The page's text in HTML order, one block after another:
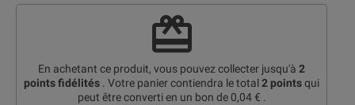
redeem
En achetant ce produit, vous pouvez collecter jusqu'à 2
points fidélités . Votre panier contiendra le total 2 pointsqui
peut être converti en un bon de 0,04 € .